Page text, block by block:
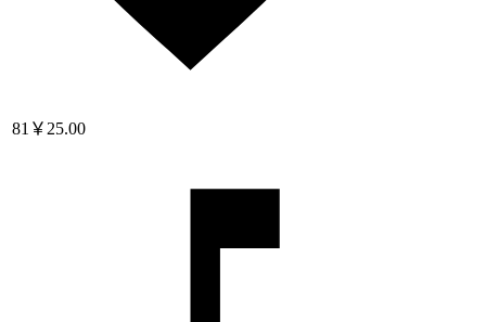
81 ￥25.00